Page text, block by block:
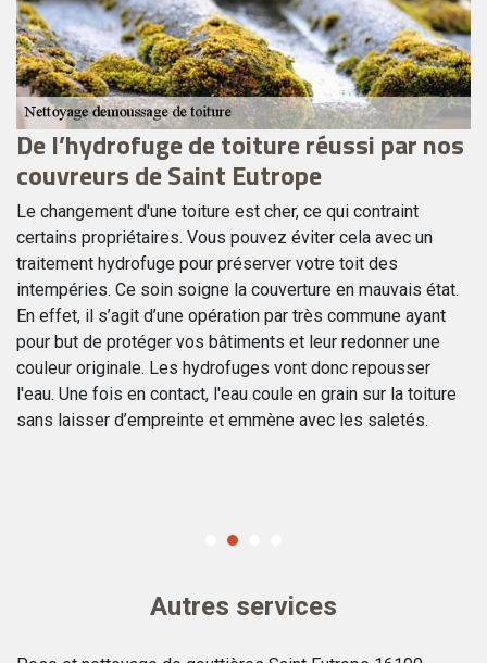
De l’hydrofuge de toiture réussi par nos
couvreurs de Saint Eutrope
Le changement d'une toiture est cher, ce qui contraint
certains propriétaires. Vous pouvez éviter cela avec un
traitement hydrofuge pour préserver votre toit des
intempéries. Ce soin soigne la couverture en mauvais état.
En effet, il s’agit d’une opération par très commune ayant
pour but de protéger vos bâtiments et leur redonner une
couleur originale. Les hydrofuges vont donc repousser
l'eau. Une fois en contact, l'eau coule en grain sur la toiture
sans laisser d’empreinte et emmène avec les saletés.
Autres services